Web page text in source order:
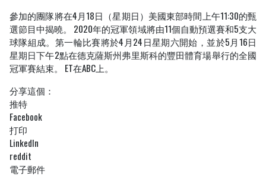
參加的團隊將在4月18日（星期日）美國東部時間上午11:30的甄
選節目中揭曉。 2020年的冠軍領域將由11個自動預選賽和5支大
球隊組成。第一輪比賽將於4月24日星期六開始，並於5月16日
星期日下午2點在德克薩斯州弗里斯科的豐田體育場舉行的全國
冠軍賽結束。 ET在ABC上。
分享這個：
推特
Facebook
打印
LinkedIn
reddit
電子郵件